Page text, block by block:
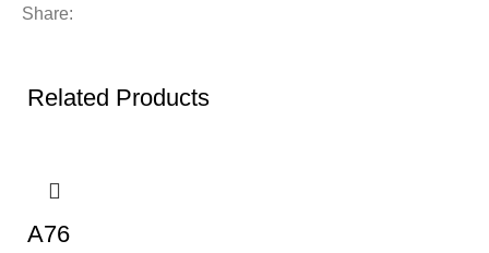
Share:
Related Products
A76